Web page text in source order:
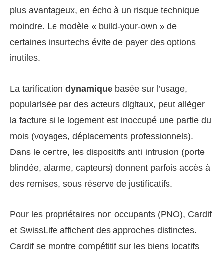
plus avantageux, en écho à un risque technique
moindre. Le modèle « build-your-own » de
certaines insurtechs évite de payer des options
inutiles.
La tarification dynamique basée sur l’usage,
popularisée par des acteurs digitaux, peut alléger
la facture si le logement est inoccupé une partie du
mois (voyages, déplacements professionnels).
Dans le centre, les dispositifs anti-intrusion (porte
blindée, alarme, capteurs) donnent parfois accès à
des remises, sous réserve de justificatifs.
Pour les propriétaires non occupants (PNO), Cardif
et SwissLife affichent des approches distinctes.
Cardif se montre compétitif sur les biens locatifs